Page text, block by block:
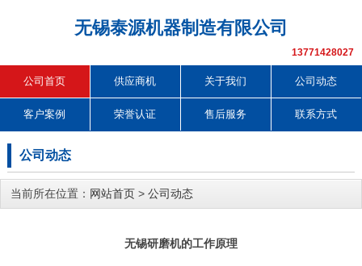
无锡泰源机器制造有限公司
13771428027
公司首页 供应商机 关于我们 公司动态
客户案例 荣誉认证 售后服务 联系方式
公司动态
当前所在位置： 网站首页 > 公司动态
无锡研磨机的工作原理